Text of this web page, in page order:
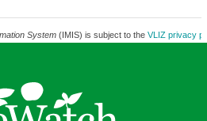
System(IMIS) is subject to the VLIZ privacy